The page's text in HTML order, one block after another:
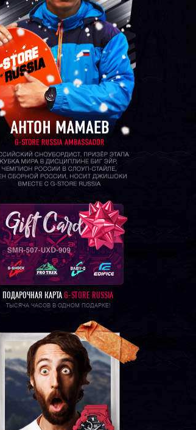
ПОДАРОЧНАЯ КАРТА G-STORE RUSSIA
ТЫСЯЧА ЧАСОВ В ОДНОМ ПОДАРКЕ!